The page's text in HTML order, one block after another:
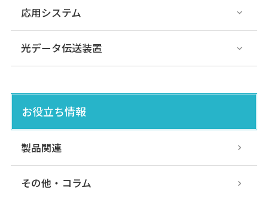
応用システム
光データ伝送装置
お役立ち情報
製品関連
その他・コラム